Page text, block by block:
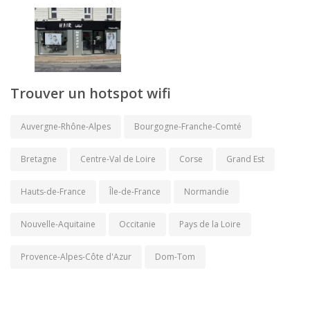
Trouver un hotspot wifi
Auvergne-Rhône-Alpes Bourgogne-Franche-Comté
Bretagne Centre-Val de Loire Corse Grand Est
Hauts-de-France Île-de-France Normandie
Nouvelle-Aquitaine Occitanie Pays de la Loire
Provence-Alpes-Côte d'Azur Dom-Tom